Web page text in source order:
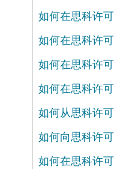
如何在思科许
如何在思科许
如何在思科许
如何在思科许
如何从思科许
如何向思科许
如何在思科许